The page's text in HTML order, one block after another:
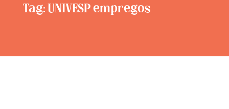
Tag: UNIVESP empregos